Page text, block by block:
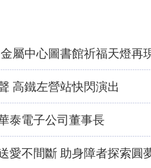
屬中心圖書館祈福天燈再
高鐵左營站快閃演出
泰電子公司董事長
愛不間斷 助身障者探索圓